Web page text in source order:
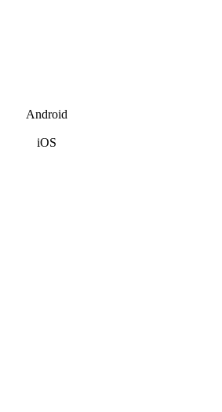
Android
iOS